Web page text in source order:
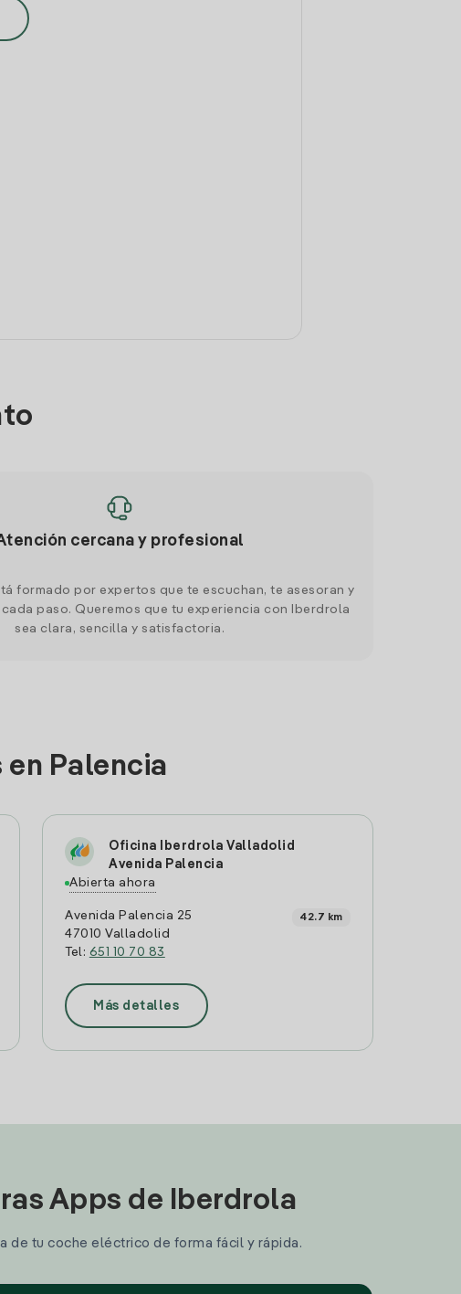
cercana y profesional
formado por expertos que te escuchan, te asesoran y
paso. Queremos que tu experiencia con Iberdrola
sea clara, sencilla y satisfactoria.
Palencia
Oficina Iberdrola Valladolid
Avenida Palencia
Abierta ahora
Avenida Palencia 25
47010 Valladolid
Tel: 651 10 70 83
42.7 km
Más detalles
Apps de Iberdrola
de tu coche eléctrico de forma fácil y rápida.